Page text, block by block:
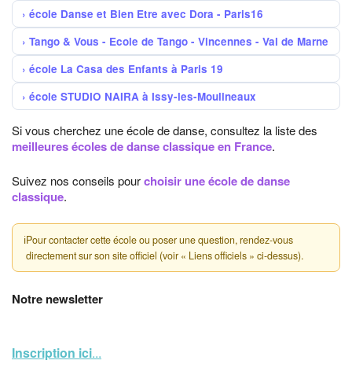
école Danse et Bien Etre avec Dora - Paris16
Tango & Vous - Ecole de Tango - Vincennes - Val de Marne
école La Casa des Enfants à Paris 19
école STUDIO NAIRA à Issy-les-Moulineaux
Si vous cherchez une école de danse, consultez la liste des
meilleures écoles de danse classique en France.
Suivez nos conseils pourchoisir une école de danse
classique.
ℹPour contacter cette école ou poser une question, rendez-vous
directement sur son site officiel (voir « Liens officiels » ci-dessus).
Notre newsletter
Inscription ici...